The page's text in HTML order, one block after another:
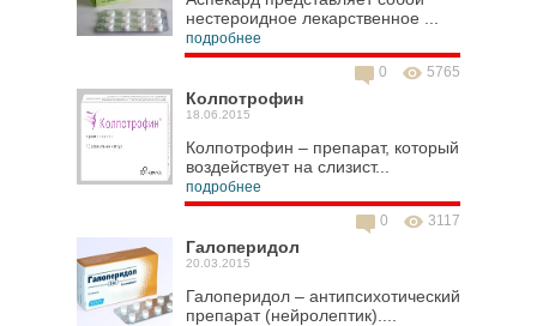
нестероидное лекарственное ...
подробнее
5765
0
Колпотрофин
18.06.2015
Колпотрофин – препарат, который
воздействует на слизист...
подробнее
3117
0
Галоперидол
20.03.2015
Галоперидол – антипсихотический
препарат (нейролептик)....